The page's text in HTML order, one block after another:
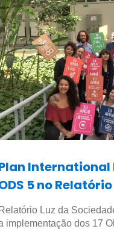
5 no
Civil
Relatório Luz da
implementação dos 17